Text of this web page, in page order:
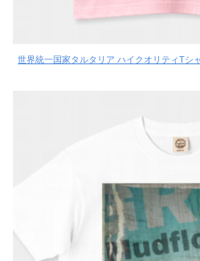
世界統一国家タルタリア ハイクオリティTシ